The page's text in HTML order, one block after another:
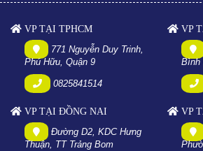
VP TẠI TPHCM
771 Nguyễn Duy Trinh,
Phú Hữu, Quận 9
0825841514
VP
Bình
VP TẠI ĐỒNG NAI
Đường D2, KDC Hưng
Thuận, TT Trảng Bom
VP